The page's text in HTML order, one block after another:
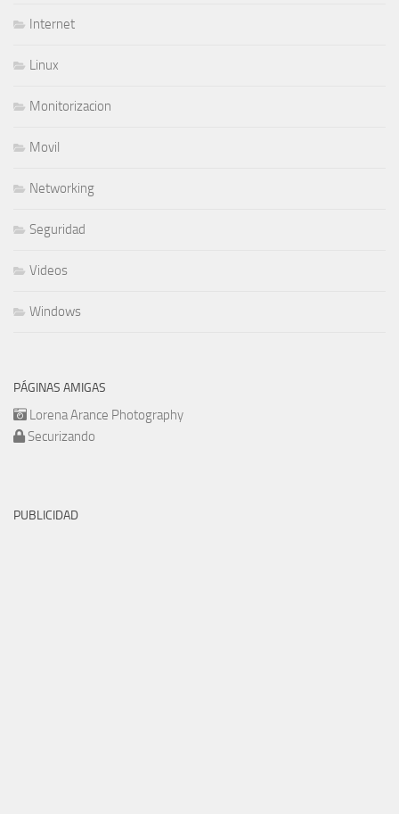
Internet
Linux
Monitorizacion
Movil
Networking
Seguridad
Videos
Windows
PÁGINAS AMIGAS
Lorena Arance Photography
Securizando
PUBLICIDAD